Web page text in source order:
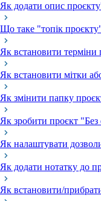
Як додати опис
Що таке "топік
Як встановити терміни
Як встановити мітки
Як змінити папку
Як зробити проєкт "Без
Як налаштувати
Як додати нотатку до
Як встановити/